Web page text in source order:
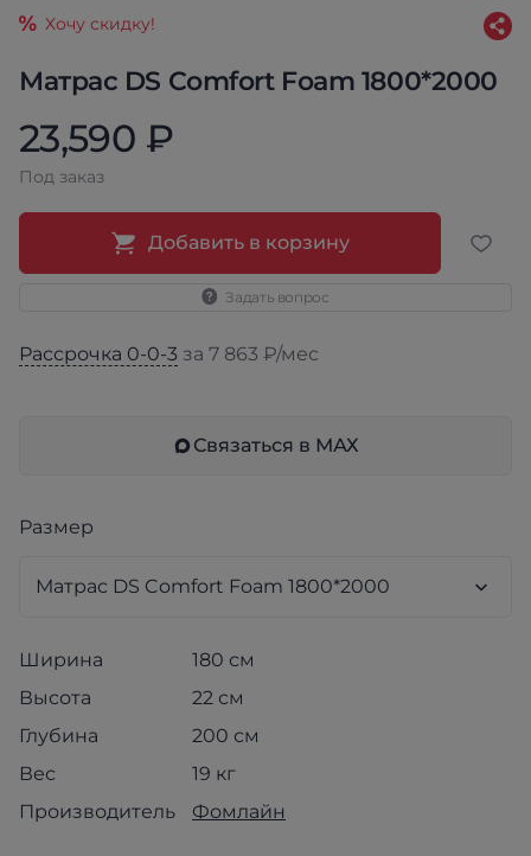
Матрас DS Comfort Foam 1800*2000
Хочу скидку!
23,590 ₽
Под заказ
Добавить в корзину
Задать вопрос
Рассрочка 0-0-3 за 7 863 ₽/мес
Связаться в МАХ
Размер
Ширина
180 см
Высота
22 см
Глубина
200 см
Вес
19 кг
Производитель
Фомлайн